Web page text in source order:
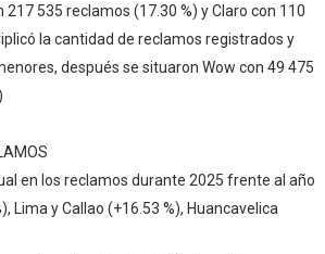
535 reclamos (17.30 %) y Claro con 110
la cantidad de reclamos registrados y
después se situaron Wow con 49 475
en los reclamos durante 2025 frente al año
Lima y Callao (+16.53 %), Huancavelica